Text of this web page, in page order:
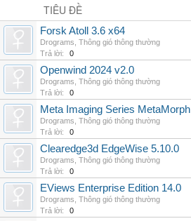
TIÊU ĐỀ
Forsk Atoll 3.6 x64
Drograms Thông gió thông thường
Trả lời:
0
Openwind 2024 v2.0
Drograms Thông gió thông thường
Trả lời:
0
Meta Imaging Series MetaMorph
Drograms Thông gió thông thường
Trả lời:
0
Clearedge3d EdgeWise 5.10.0
Drograms Thông gió thông thường
Trả lời:
0
EViews Enterprise Edition 14.0
Drograms Thông gió thông thường
Trả lời:
0